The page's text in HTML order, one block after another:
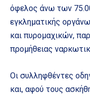
όφελος άνω των
εγκληματικής
και πυρομαχικών,
προμήθειας
Οι συλληφθέντες
και, αφού τους